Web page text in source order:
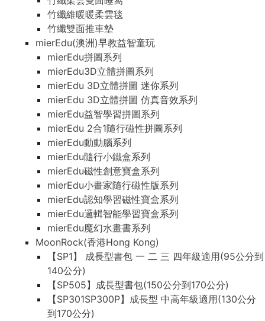
竹纖維暖暖柔雲毯
竹纖雙面推車墊
mierEdu(澳洲)早教益智童玩
mierEdu拼圖系列
mierEdu3D立體拼圖系列
mierEdu 3D立體拼圖 迷你系列
mierEdu 3D立體拼圖 仿真音效系列
mierEdu益智學習拼圖系列
mierEdu 2合1隨行磁性拼圖系列
mierEdu動動腦系列
mierEdu隨行小鐵盒系列
mierEdu磁性創意寶盒系列
mierEdu小畫家隨行磁性版系列
mierEdu認知學習磁性寶盒系列
mierEdu邏輯智能學習寶盒系列
mierEdu魔幻水畫書系列
MoonRock(香港Hong Kong)
【SP1】 成長型書包 一 二 三 四年級適用(95公分到
140公分)
【SP505】成長型書包(150公分到170公分)
【SP301SP300P】成長型 中高年級適用(130公分
到170公分)